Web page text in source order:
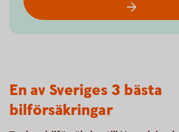
En av Sveriges 3 bästa
bilförsäkringar